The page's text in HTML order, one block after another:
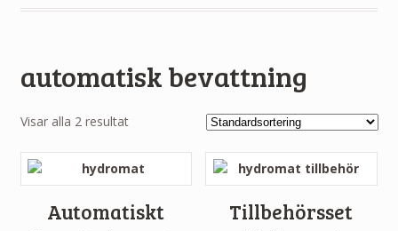
automatisk bevattning
Visar alla 2 resultat
Automatiskt
Tillbehörsset